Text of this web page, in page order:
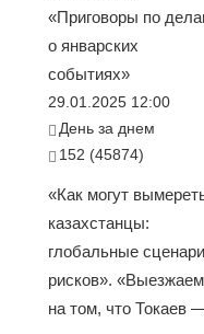
«Приговоры по
о январских
событиях»
29.01.2025 12:00
День за днем
152 (45874)
«Как могут
казахстанцы:
глобальные
рисков». «Выезжаем
на том, что Токаев